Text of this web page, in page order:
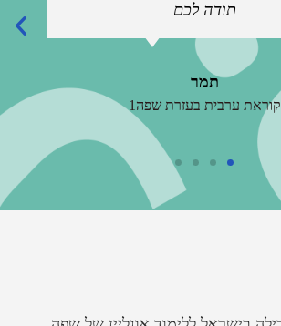
תודה לכם
תמר
ערבית בעזרת שפה1